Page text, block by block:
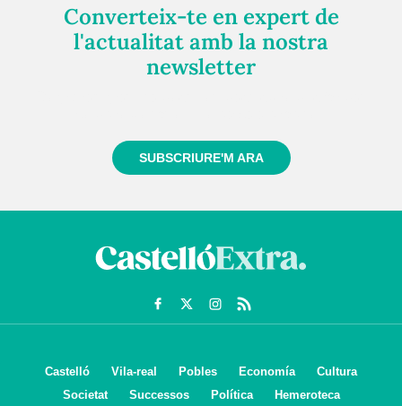
Converteix-te en expert de
l'actualitat amb la nostra
newsletter
SUBSCRIURE'M ARA
Castelló Vila-real Pobles Economía
Cultura
Societat
Successos Política Hemeroteca